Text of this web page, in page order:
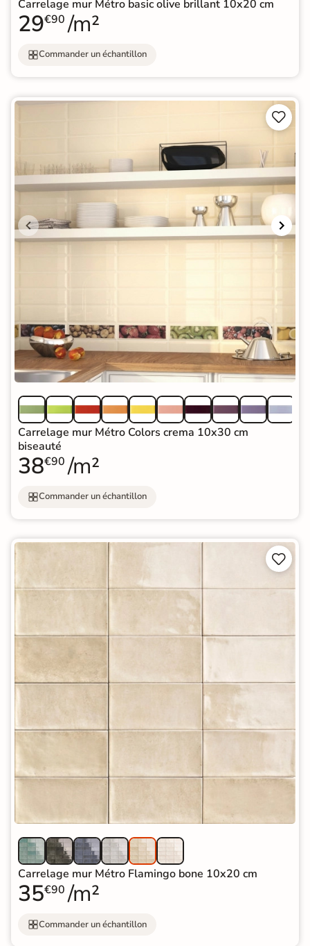
Carrelage mur Métro basic olive brillant 10x20 cm
29€90 /m²
Commander un échantillon


Carrelage mur Métro Colors crema 10x30 cm
biseauté
38€90 /m²
Commander un échantillon


Carrelage mur Métro Flamingo bone 10x20 cm
35€90 /m²
Commander un échantillon